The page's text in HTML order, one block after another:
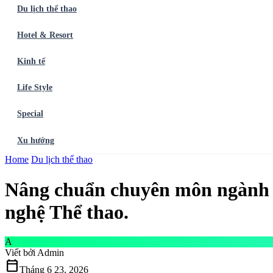
Du lịch thể thao
Hotel & Resort
Kinh tế
Life Style
Special
Xu hướng
Trang chủẨm thựcBalo du lịch
Home Du lịch thể thao
Nâng chuẩn chuyên môn
nghệ Thể thao.
A
Viết bởi Admin
calendar_todayTháng 6 23, 2026